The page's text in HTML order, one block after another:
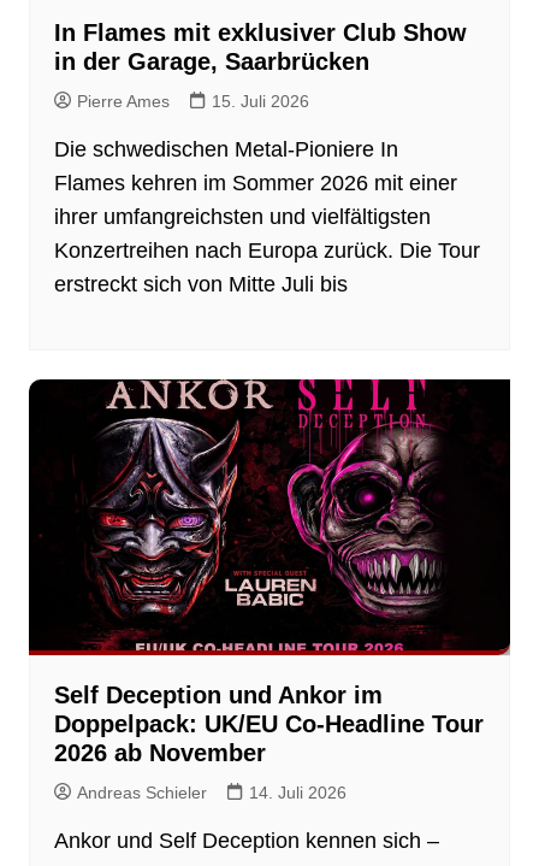
In Flames mit exklusiver Club Show
in der Garage, Saarbrücken
Pierre Ames 15. Juli 2026
Die schwedischen Metal-Pioniere In
Flames kehren im Sommer 2026 mit einer
ihrer umfangreichsten und vielfältigsten
Konzertreihen nach Europa zurück. Die Tour
erstreckt sich von Mitte Juli bis
Self Deception und Ankor im
Doppelpack: UK/EU Co-Headline Tour
2026 ab November
Andreas Schieler 14. Juli 2026
Ankor und Self Deception kennen sich –